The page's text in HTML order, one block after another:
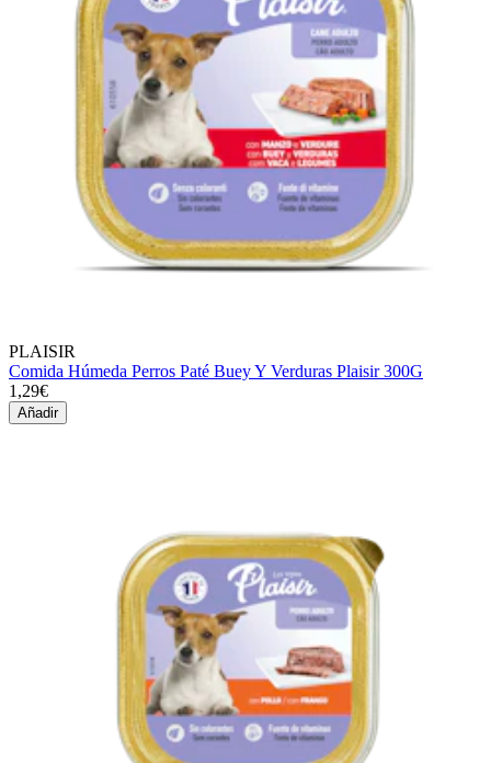
PLAISIR
Comida Húmeda Perros Paté Buey Y Verduras Plaisir 300G
1,29€
Añadir